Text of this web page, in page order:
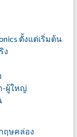
ตั้งแต่เริ่มต้น
ง
-ผู้ใหญ่
ฤษคล่อง